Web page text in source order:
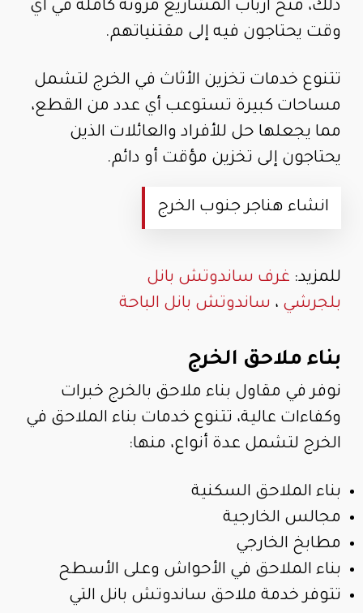
ذلك، منح ارباب المشاريع مرونة كاملة في أي
وقت يحتاجون فيه إلى مقتنياتهم.
تتنوع خدمات تخزين الأثاث في الخرج لتشمل
مساحات كبيرة تستوعب أي عدد من القطع،
مما يجعلها حل للأفراد والعائلات الذين
يحتاجون إلى تخزين مؤقت أو دائم.
انشاء هناجر جنوب الخرج
للمزيد: غرف ساندوتش بانل
بلجرشي ، ساندوتش بانل الباحة
بناء ملاحق الخرج
نوفر في مقاول بناء ملاحق بالخرج خبرات
وكفاءات عالية، تتنوع خدمات بناء الملاحق في
الخرج لتشمل عدة أنواع، منها:
بناء الملاحق السكنية
مجالس الخارجية
مطابخ الخارجي
بناء الملاحق في الأحواش وعلى الأسطح
تتوفر خدمة ملاحق ساندوتش بانل التي